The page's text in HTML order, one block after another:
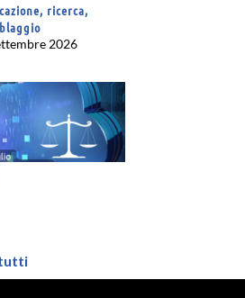
ricerca,
2026